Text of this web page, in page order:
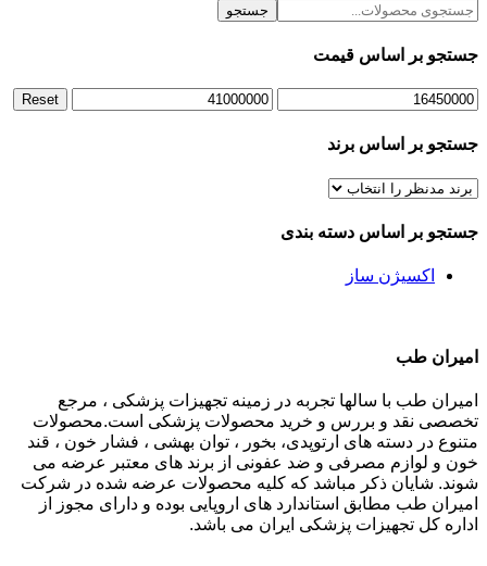
جستجو
جستجو بر اساس قیمت
Reset
جستجو بر اساس برند
جستجو بر اساس دسته بندی
اکسیژن ساز
امیران طب
امیران طب با سالها تجربه در زمینه تجهیزات پزشکی ، مرجع
تخصصی نقد و بررس و خرید محصولات پزشکی است.محصولات
متنوع در دسته های ارتوپدی، بخور ، توان بهشی ، فشار خون ، قند
خون و لوازم مصرفی و ضد عفونی از برند های معتبر عرضه می
شوند. شایان ذکر مباشد که کلیه محصولات عرضه شده در شرکت
امیران طب مطابق استاندارد های اروپایی بوده و دارای مجوز از
اداره کل تجهیزات پزشکی ایران می باشد.